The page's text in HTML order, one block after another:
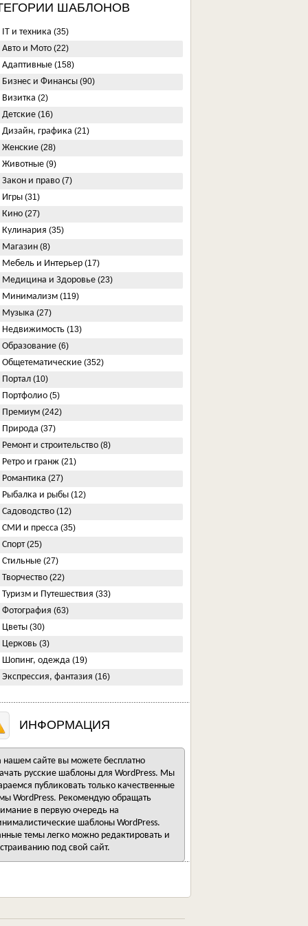
ШАБЛОНОВ
IT и техника (35)
Авто и Мото (22)
Адаптивные (158)
Бизнес и Финансы (90)
Визитка (2)
Детские (16)
Дизайн, графика (21)
Женские (28)
Животные (9)
Закон и право (7)
Игры (31)
Кино (27)
Кулинария (35)
Магазин (8)
Мебель и Интерьер (17)
Медицина и Здоровье (23)
Минимализм (119)
Музыка (27)
Недвижимость (13)
Образование (6)
Общетематические (352)
Портал (10)
Портфолио (5)
Премиум (242)
Природа (37)
Ремонт и строительство (8)
Ретро и гранж (21)
Романтика (27)
Рыбалка и рыбы (12)
Садоводство (12)
СМИ и пресса (35)
Спорт(25)
Стильные (27)
Творчество (22)
Туризм и Путешествия (33)
Фотография (63)
Цветы (30)
Церковь (3)
Шопинг, одежда (19)
Экспрессия, фантазия (16)
ИНФОРМАЦИЯ
нашем сайте вы можете бесплатно
русские шаблоны для WordPress. Мы
публиковать только качественные
WordPress. Рекомендую обращать
в первую очередь на
шаблоны WordPress.
темы легко можно редактировать и
под свой сайт.